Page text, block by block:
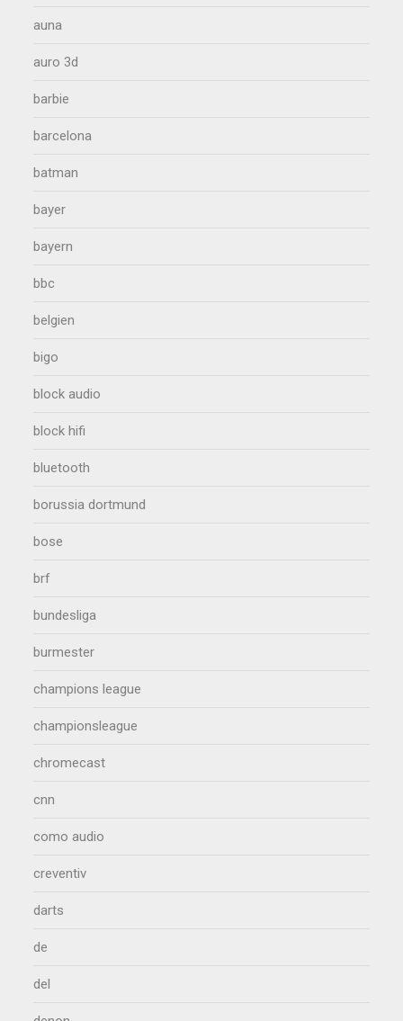
auna
auro 3d
barbie
barcelona
batman
bayer
bayern
bbc
belgien
bigo
block audio
block hifi
bluetooth
borussia dortmund
bose
brf
bundesliga
burmester
champions league
championsleague
chromecast
cnn
como audio
creventiv
darts
de
del